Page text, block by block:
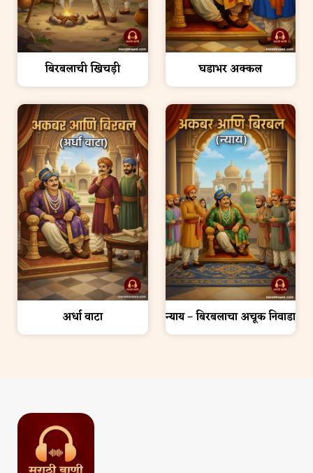
बिरबलाची खिचड़ी घडाभर अक्कल
अर्धा वाटा न्याय – बिरबलाचा अचूक निवाडा